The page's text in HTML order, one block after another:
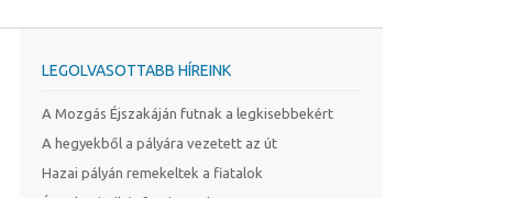
LEGOLVASOTTABB HÍREINK
A Mozgás Éjszakáján futnak a legkisebbekért
A hegyekből a pályára vezetett az út
Hazai pályán remekeltek a fiatalok